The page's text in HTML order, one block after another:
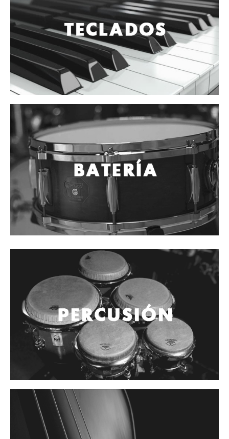
Cuerdas
Viento
Acordeón y concertinas
Armonica
Cornetas y cornos
Flauta y pitos
Melodica
Saxofon
Trompeta
Tuba
Otros instrumentos de viento
Cañuelas
Mantenimiento y cuidado
Fajas y soportes
Boquillas y abrazaderas
Accesorios
Percusión
Panderos
Percusión Latina
Redoblantes
Bombos
Kalimba
Xilófonos y liras